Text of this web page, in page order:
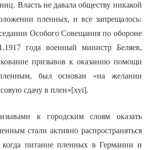
Власть не давала обществу никакой
пленных, и все запрещалось:
Особого Совещания по обороне
года военный министр Беляев,
призывов к оказанию помощи
был основан «на желании
сдачу в плен»[xvi].
к городским слоям оказать
стали активно распространяться
когда питание пленных в Германии и